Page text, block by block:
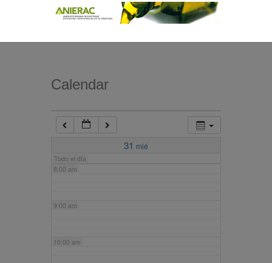
Calendar
31 mié
Todo el día
7:00 am
8:00 am
9:00 am
10:00 am